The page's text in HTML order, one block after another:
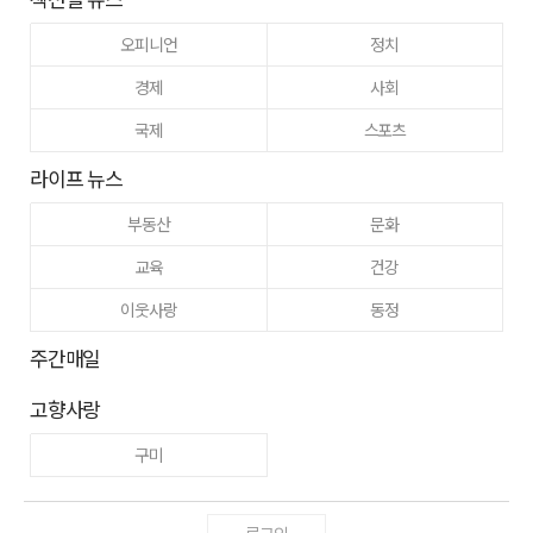
오피니언
정치
경제
사회
국제
스포츠
라이프 뉴스
부동산
문화
교육
건강
이웃사랑
동정
주간매일
고향사랑
구미